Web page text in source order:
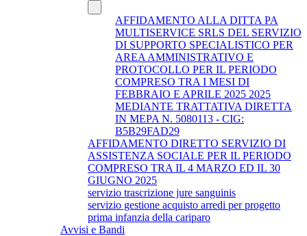
AFFIDAMENTO ALLA DITTA PA
MULTISERVICE SRLS DEL SERVIZIO
DI SUPPORTO SPECIALISTICO PER
AREA AMMINISTRATIVO E
PROTOCOLLO PER IL PERIODO
COMPRESO TRA I MESI DI
FEBBRAIO E APRILE 2025 2025
MEDIANTE TRATTATIVA DIRETTA
IN MEPA N. 5080113 - CIG:
B5B29FAD29
AFFIDAMENTO DIRETTO SERVIZIO DI
ASSISTENZA SOCIALE PER IL PERIODO
COMPRESO TRA IL 4 MARZO ED IL 30
GIUGNO 2025
servizio trascrizione jure sanguinis
servizio gestione acquisto arredi per progetto
prima infanzia della cariparo
Avvisi e Bandi